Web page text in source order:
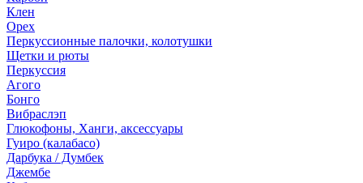
Клен
Орех
Перкуссионные палочки, колотушки
Щетки и рюты
Перкуссия
Агого
Бонго
Вибраслэп
Глюкофоны, Ханги, аксессуары
Гуиро (калабасо)
Дарбука / Думбек
Джембе